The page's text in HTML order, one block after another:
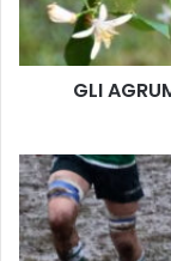
U
M
I
A
R
T
E
GLI
D
U
E
V